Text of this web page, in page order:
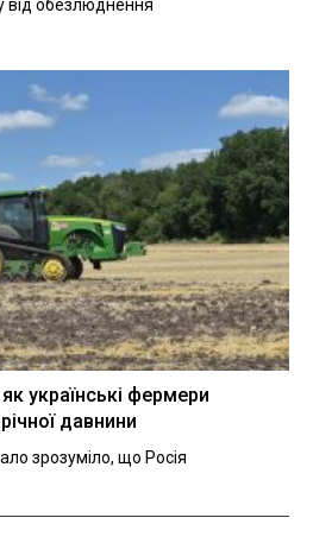
від обезлюднення
українські фермери
давнини
зрозуміло, що Росія